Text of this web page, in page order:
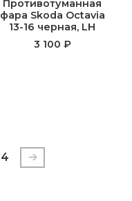
Противотуманная
фара Skoda Octavia
13-16 черная, LH
3 100 ₽
4